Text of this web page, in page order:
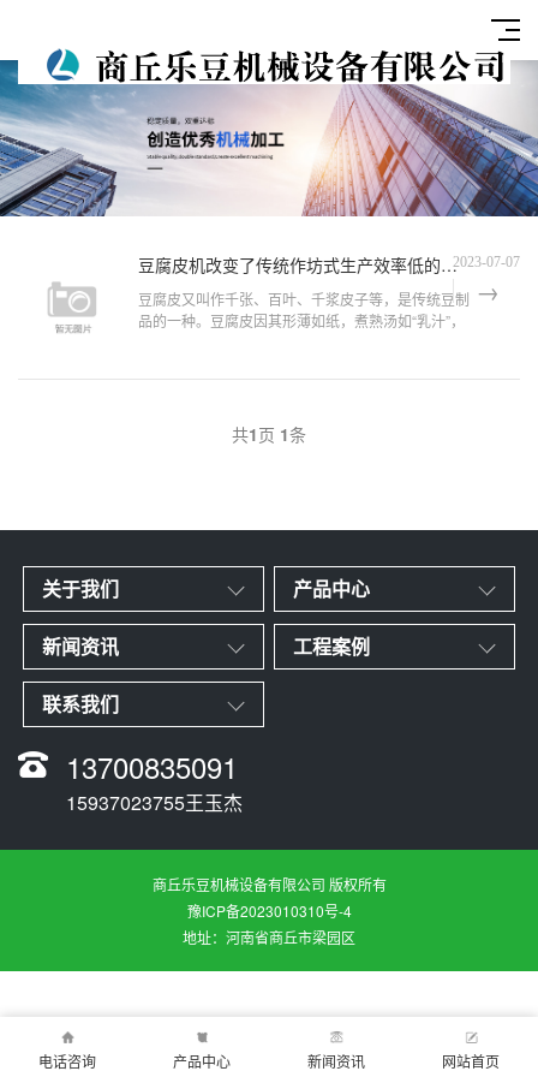
豆腐皮机改变了传统作坊式生产效率低的状况2023-07-07
豆腐皮又叫作千张、百叶、千浆皮子等，是传统豆制
品的一种。豆腐皮因其形薄如纸，煮熟汤如“乳汁”，
睐。 传统...
共1页 1条
关于我们 产品中心
新闻资讯 工程案例
联系我们
13700835091
15937023755王玉杰
商丘乐豆机械设备有限公司 版权所有
豫ICP备2023010310号-4
地址：河南省商丘市梁园区
电话咨询 产品中心 新闻资讯 网站首页